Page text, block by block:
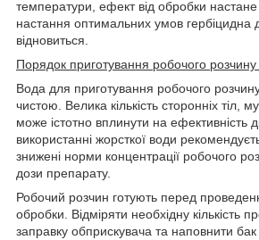
температури, ефект від обробки настане
настання оптимальних умов гербіцидна
відновиться.
Порядок приготування робочого
Вода для приготування робочого
чистою. Велика кількість сторонніх тіл,
може істотно вплинути на ефективність
використанні жорсткої води
знижені норми концентрації робочого
дози препарату.
Робочий розчин готують перед
обробки. Відміряти необхідну кількість
заправку обприскувача та наповнити